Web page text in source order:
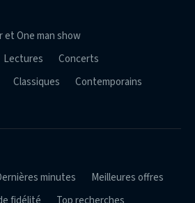
et One man show
Lectures
Concerts
Classiques
Contemporains
minutes
Meilleures offres